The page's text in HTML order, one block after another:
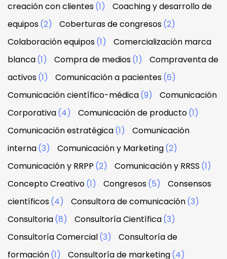
creación con clientes(1)
Coaching y desarrollo de
equipos(2) Coberturas de congresos(2)
Colaboración equipos(1)
Comercialización marca
blanca(1) Compra de medios(1)
Compraventa de
activos(1) Comunicación a pacientes(6)
Comunicación científico-médica(9)
Comunicación
Corporativa(4) Comunicación de producto(1)
Comunicación estratégica(1)
Comunicación
interna(3) Comunicación y Marketing(2)
Comunicación y RRPP (2) Comunicación y RRSS (1)
Concepto Creativo(1) Congresos(5)
Consensos
científicos(4) Consultora de comunicación(3)
Consultoria(8) Consultoría Científica(3)
Consultoría Comercial(3)
Consultoría de
formación(1) Consultoría de marketing(4)